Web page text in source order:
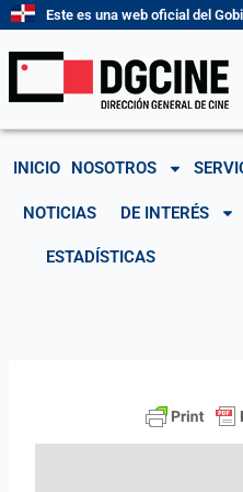
contenido
Este es una web oficial del
INICIO NOSOTROS
NOTICIAS DE INTERÉS
ESTADÍSTICAS